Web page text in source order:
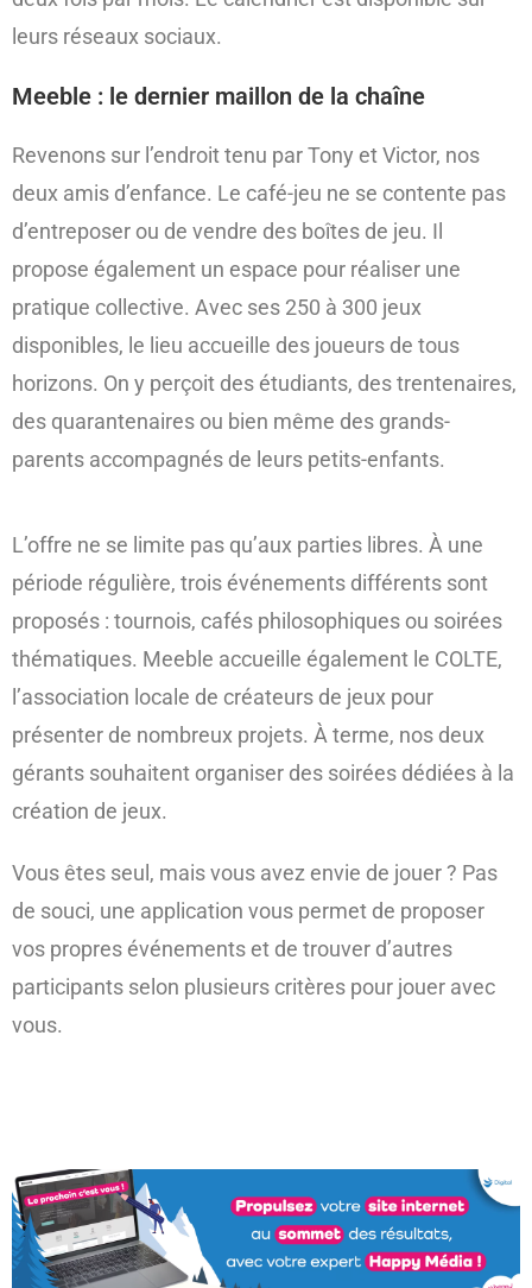
leurs réseaux sociaux.
Meeble : le dernier maillon de la chaîne
Revenons sur l’endroit tenu par Tony et Victor, nos
deux amis d’enfance. Le café-jeu ne se contente pas
d’entreposer ou de vendre des boîtes de jeu. Il
propose également un espace pour réaliser une
pratique collective. Avec ses 250 à 300 jeux
disponibles, le lieu accueille des joueurs de tous
horizons. On y perçoit des étudiants, des trentenaires,
des quarantenaires ou bien même des grands-
parents accompagnés de leurs petits-enfants.
L’offre ne se limite pas qu’aux parties libres. À une
période régulière, trois événements différents sont
proposés : tournois, cafés philosophiques ou soirées
thématiques. Meeble accueille également le COLTE,
l’association locale de créateurs de jeux pour
présenter de nombreux projets. À terme, nos deux
gérants souhaitent organiser des soirées dédiées à la
création de jeux.
Vous êtes seul, mais vous avez envie de jouer ? Pas
de souci, une application vous permet de proposer
vos propres événements et de trouver d’autres
participants selon plusieurs critères pour jouer avec
vous.